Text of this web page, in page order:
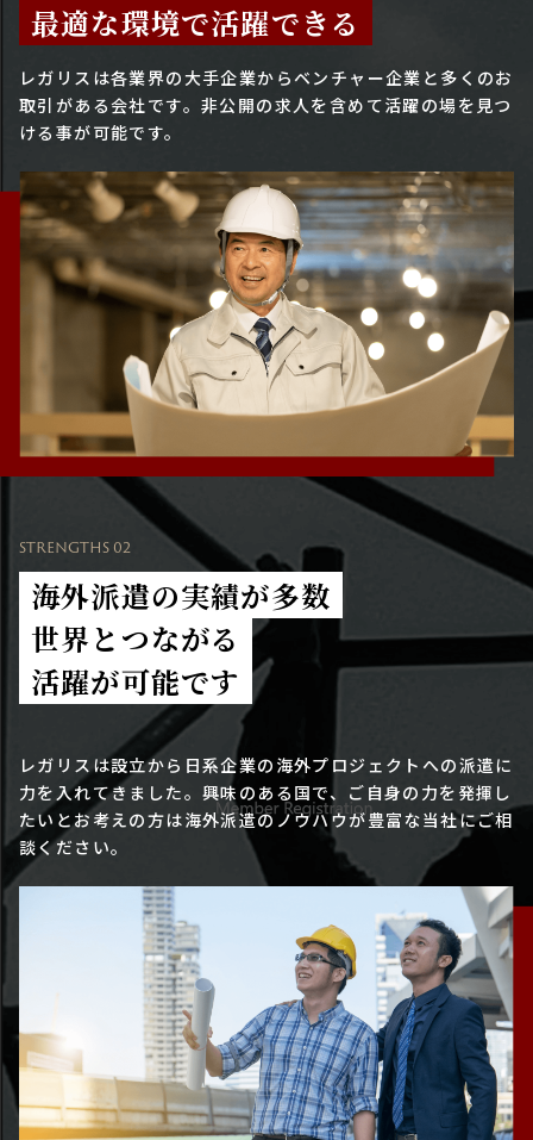
最適な環境で活躍できる
レガリスは各業界の大手企業からベンチャー企業と多くのお
取引がある会社です。 非公開の求人を含めて活躍の場を見つ
ける事が可能です。
STRENGTHS 02
海外派遣の実績が多数
世界とつながる
活躍が可能です
レガリスは設立から日系企業の海外プロジェクトへの派遣に
力を入れてきました。興味のある国で、ご自身の力を発揮し
たいとお考えの方は海外派遣のノウハウが豊富な当社にご相
談ください。